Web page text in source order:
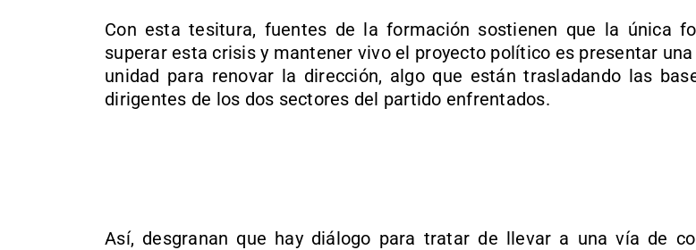
Con esta tesitura, fuentes de la formación sostienen que la única
superar esta crisis y mantener vivo el proyecto político es presentar
unidad para renovar la dirección, algo que están trasladando las
dirigentes de los dos sectores del partido enfrentados.
Así, desgranan que hay diálogo para tratar de llevar a una vía de